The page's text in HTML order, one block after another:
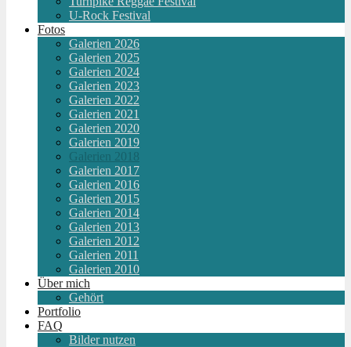
U-Rock Festival
Fotos
Galerien 2026
Galerien 2025
Galerien 2024
Galerien 2023
Galerien 2022
Galerien 2021
Galerien 2020
Galerien 2019
Galerien 2018
Galerien 2017
Galerien 2016
Galerien 2015
Galerien 2014
Galerien 2013
Galerien 2012
Galerien 2011
Galerien 2010
Über mich
Gehört
Portfolio
FAQ
Bilder nutzen